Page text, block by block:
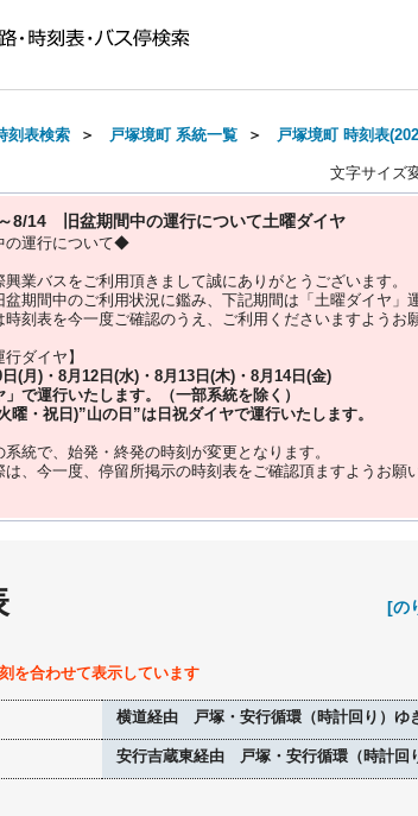
刻表検索 ＞ 戸塚境町 系統一覧 ＞ 戸塚境町 時刻表
文字サイズ
8/14 旧盆期間中の運行について土曜ダイヤ
の運行について◆
業バスをご利用頂きまして誠にありがとうございます。
期間中のご利用状況に鑑み、下記期間は「土曜ダイヤ」
時刻表を今一度ご確認のうえ、ご利用くださいますようお
行ダイヤ】
(月)・8月12日(水)・8月13日(木)・8月14日(金)
で運行いたします。（一部系統を除く）
曜・祝日)”山の日 ”は 日祝ダイヤで運行いたします。
系統で、始発・終発の時刻が変更となります。
、今一度、 停留所掲示の時刻表をご確認頂ますようお願
[の
を合わせて表示しています
横道経由 戸塚・安行循環（時計回り）ゆ
安行吉蔵東経由 戸塚・安行循環（時計回